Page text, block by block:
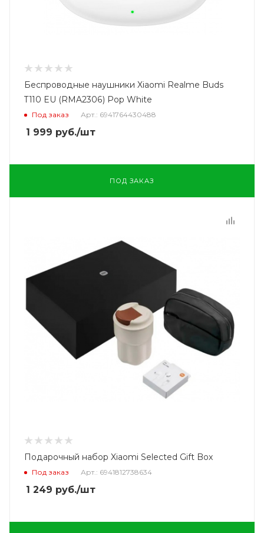
Беспроводные наушники Xiaomi Realme Buds
T110 EU (RMA2306) Pop White
Под заказ Арт.: 6941764430488
1 999 руб./шт
ПОД ЗАКАЗ
Подарочный набор Xiaomi Selected Gift Box
Под заказ Арт.: 6941812738634
1 249 руб./шт